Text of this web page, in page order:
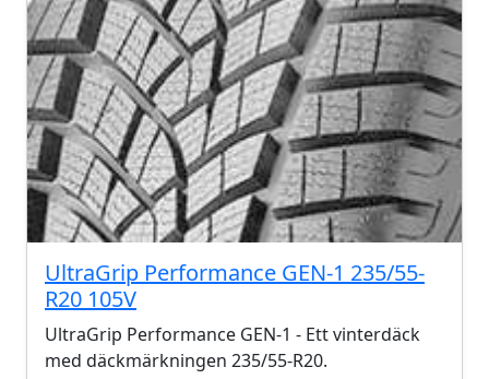
UltraGrip Performance GEN-1 235/55-
R20 105V
UltraGrip Performance GEN-1 - Ett vinterdäck
med däckmärkningen 235/55-R20.